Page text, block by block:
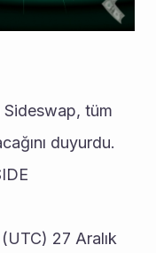
Sideswap, tüm
duyurdu.
27 Aralık